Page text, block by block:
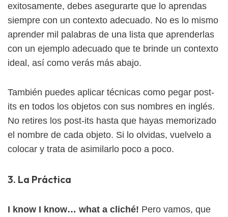
exitosamente, debes asegurarte que lo aprendas
siempre con un contexto adecuado. No es lo mismo
aprender mil palabras de una lista que aprenderlas
con un ejemplo adecuado que te brinde un contexto
ideal, así como verás más abajo.
También puedes aplicar técnicas como pegar post-
its en todos los objetos con sus nombres en inglés.
No retires los post-its hasta que hayas memorizado
el nombre de cada objeto. Si lo olvidas, vuelvelo a
colocar y trata de asimilarlo poco a poco.
3. La Práctica
I know I know… what a cliché! Pero vamos, que